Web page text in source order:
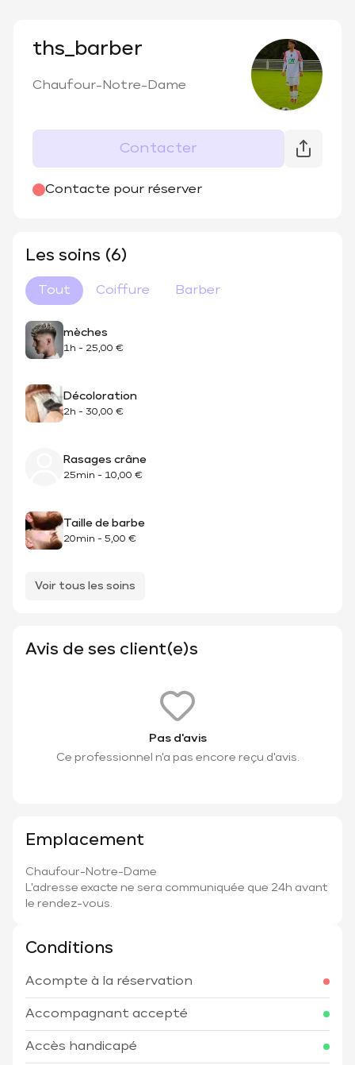
ths_barber
Chaufour-Notre-Dame
Contacter
Contacte pour réserver
Les soins (6)
Tout Coiffure Barber
mèches
1h - 25,00 €
Décoloration
2h - 30,00 €
Rasages crâne
25min - 10,00 €
Taille de barbe
20min - 5,00 €
Voir tous les soins
Avis de ses client(e)s
Pas d'avis
Ce professionnel n'a pas encore reçu d'avis.
Emplacement
Chaufour-Notre-Dame
L'adresse exacte ne sera communiquée que 24h avant
le rendez-vous.
Conditions
Acompte à la réservation
Accompagnant accepté
Accès handicapé